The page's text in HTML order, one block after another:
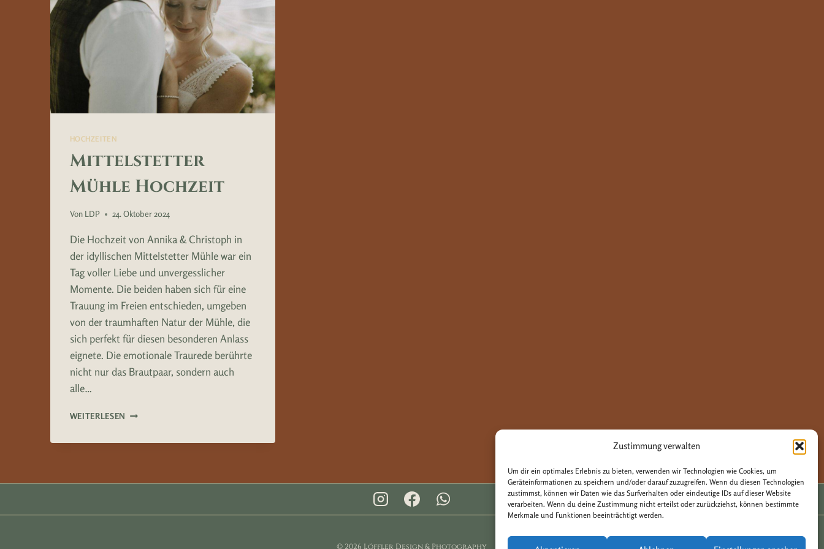
Zustimmung verwalten
Um dir ein optimales Erlebnis zu bieten, verwenden wir Technologien wie Cookies, um
Geräteinformationen zu speichern und/oder darauf zuzugreifen. Wenn du diesen Technologien
zustimmst, können wir Daten wie das Surfverhalten oder eindeutige IDs auf dieser Website
verarbeiten. Wenn du deine Zustimmung nicht erteilst oder zurückziehst, können bestimmte
Merkmale und Funktionen beeinträchtigt werden.
HOCHZEITEN
Mittelstetter
Mühle Hochzeit
Von LDP 24. Oktober 2024
Die Hochzeit von Annika & Christoph in
der idyllischen Mittelstetter Mühle war ein
Tag voller Liebe und unvergesslicher
Momente. Die beiden haben sich für eine
Trauung im Freien entschieden, umgeben
von der traumhaften Natur der Mühle, die
sich perfekt für diesen besonderen Anlass
eignete. Die emotionale Traurede berührte
nicht nur das Brautpaar, sondern auch
alle…
WEITERLESEN MITTELSTETTER
© 2026 Löffler Design & Photography